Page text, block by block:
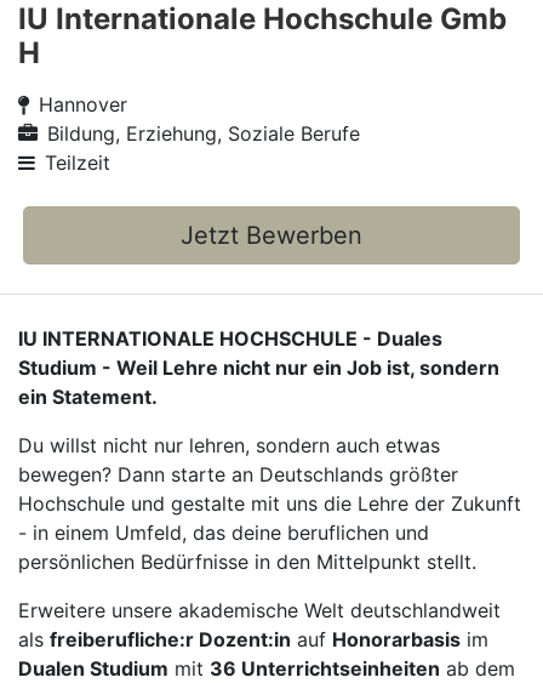
IU Internationale Hochschule Gmb
H
Hannover
Bildung, Erziehung, Soziale Berufe
Teilzeit
Jetzt Bewerben
IU INTERNATIONALE HOCHSCHULE - Duales
Studium - Weil Lehre nicht nur ein Job ist, sondern
ein Statement.
Du willst nicht nur lehren, sondern auch etwas
bewegen? Dann starte an Deutschlands größter
Hochschule und gestalte mit uns die Lehre der Zukunft
- in einem Umfeld, das deine beruflichen und
persönlichen Bedürfnisse in den Mittelpunkt stellt.
Erweitere unsere akademische Welt deutschlandweit
als freiberufliche:r Dozent:in auf Honorarbasis im
Dualen Studium mit 36 Unterrichtseinheiten ab dem